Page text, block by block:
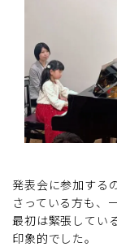
発表会に参加する
さっている方も、
最初は緊張してい
印象的でした。